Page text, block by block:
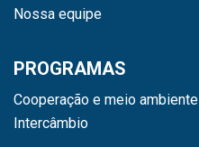
Nossa equipe
PROGRAMAS
Cooperação e meio ambiente
Intercâmbio